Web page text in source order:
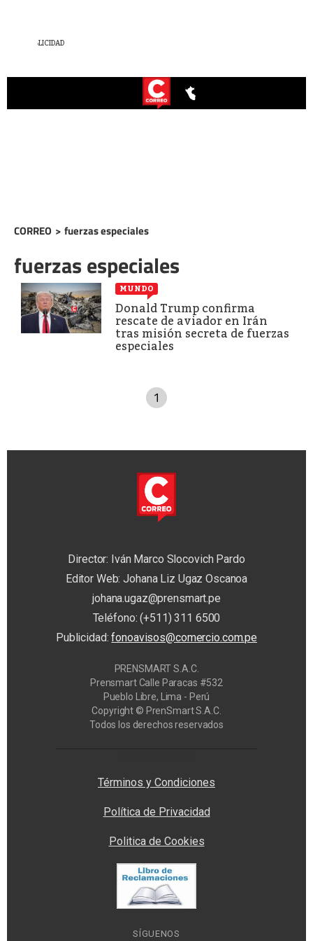
CORREO > fuerzas especiales
fuerzas especiales
MUNDO
Donald Trump confirma
rescate de aviador en Irán
tras misión secreta de fuerzas
especiales
1
Director: Iván Marco Slocovich Pardo
Editor Web: Johana Liz Ugaz Oscanoa
johana.ugaz@prensmart.pe
Teléfono: (+511) 311 6500
Publicidad:fonoavisos@comercio.com.pe
PRENSMART S.A.C.
Prensmart Calle Paracas #532
Pueblo Libre, Lima - Perú
Copyright © PrenSmart S.A.C.
Todos los derechos reservados
Términos y Condiciones
Política de Privacidad
Politica de Cookies
SÍGUENOS